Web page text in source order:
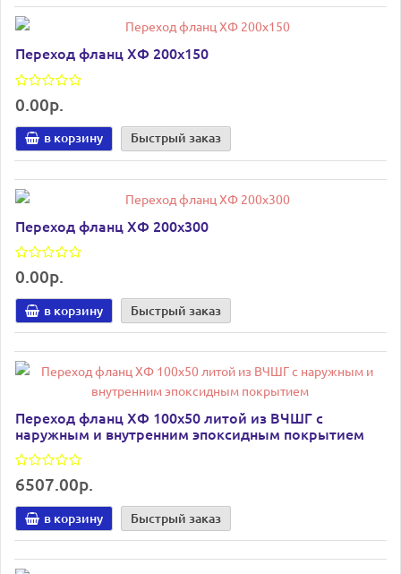
Переход фланц ХФ 200х150
0.00р.
в корзину Быстрый заказ
Переход фланц ХФ 200х300
0.00р.
в корзину Быстрый заказ
Переход фланц ХФ 100х50 литой из ВЧШГ с
наружным и внутренним эпоксидным покрытием
6507.00р.
в корзину Быстрый заказ